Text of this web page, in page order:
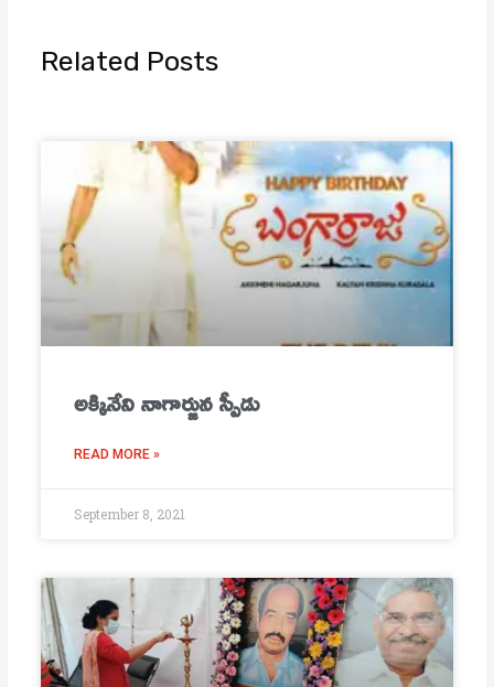
Related Posts
అక్కినేని నాగార్జున స్పీడు
READ MORE »
September 8, 2021